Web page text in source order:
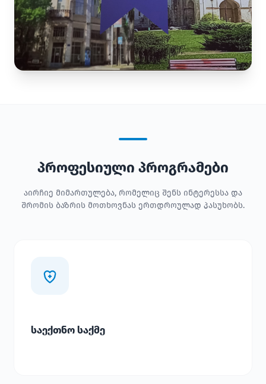
პროფესიული პროგრამები
აირჩიე მიმართულება, რომელიც შენს ინტერესსა და
შრომის ბაზრის მოთხოვნას ერთდროულად პასუხობს.
საექთნო საქმე